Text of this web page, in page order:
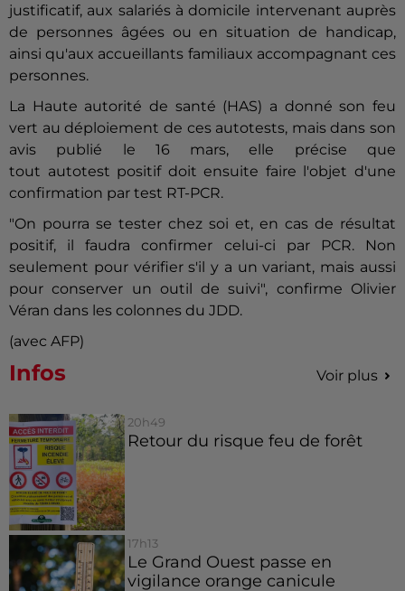
justificatif, aux salariés à domicile intervenant auprès
de personnes âgées ou en situation de handicap,
ainsi qu'aux accueillants familiaux accompagnant ces
personnes.
La Haute autorité de santé (HAS) a donné son feu
vert au déploiement de ces autotests, mais dans son
avis publié le 16 mars, elle précise que
tout autotest positif doit ensuite faire l'objet d'une
confirmation par test RT-PCR.
"On pourra se tester chez soi et, en cas de résultat
positif, il faudra confirmer celui-ci par PCR. Non
seulement pour vérifier s'il y a un variant, mais aussi
pour conserver un outil de suivi", confirme Olivier
Véran dans les colonnes du JDD.
(avec AFP)
Infos Voir plus
20h49
Retour du risque feu de forêt
17h13
Le Grand Ouest passe en
vigilance orange canicule